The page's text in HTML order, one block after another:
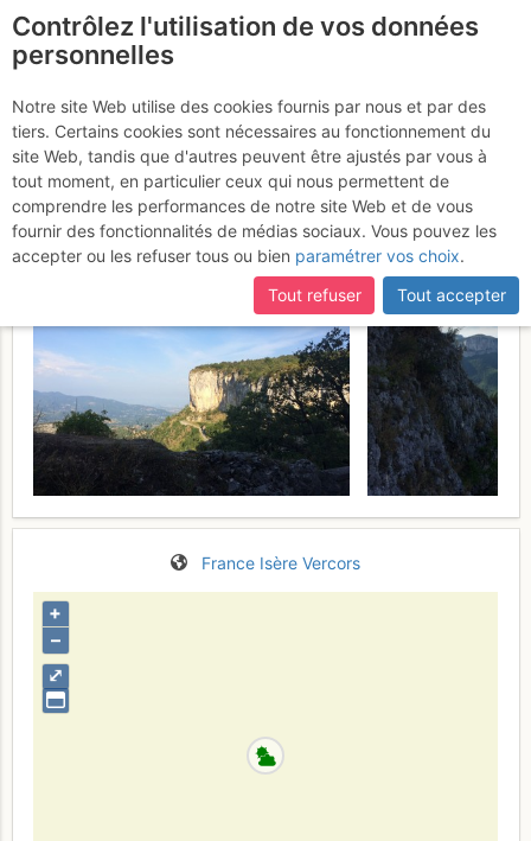
Presles - Rocher des
Nugues : Pilier de Nugues
Vendredi 21 juillet 2017
France Isère Vercors
⤢
+
–
Contrôlez l'utilisation de vos données
personnelles
Notre site Web utilise des cookies fournis par nous et par des
tiers. Certains cookies sont nécessaires au fonctionnement du
site Web, tandis que d'autres peuvent être ajustés par vous à
tout moment, en particulier ceux qui nous permettent de
comprendre les performances de notre site Web et de vous
fournir des fonctionnalités de médias sociaux. Vous pouvez les
accepter ou les refuser tous ou bien paramétrer vos choix.
Tout refuser
Tout accepter